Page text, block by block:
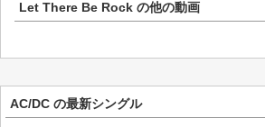
Let There Be Rock の他の動画
AC/DC の最新シングル